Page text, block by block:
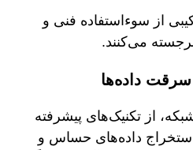
از سوءاستفاده فنی و
می‌کنند.
داده‌ها
از تکنیک‌های پیشرفته
داده‌های حساس و